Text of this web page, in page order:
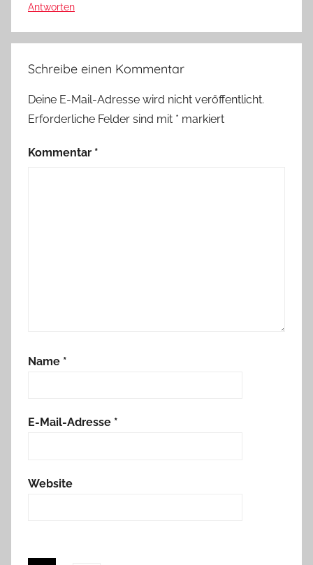
Antworten
Schreibe einen Kommentar
Deine E-Mail-Adresse wird nicht veröffentlicht.
Erforderliche Felder sind mit * markiert
Kommentar *
Name *
E-Mail-Adresse *
Website